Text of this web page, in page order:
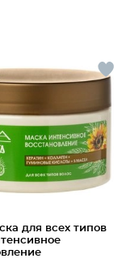
для всех типов